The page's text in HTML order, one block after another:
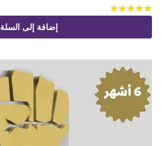
إضافة إلى السلة